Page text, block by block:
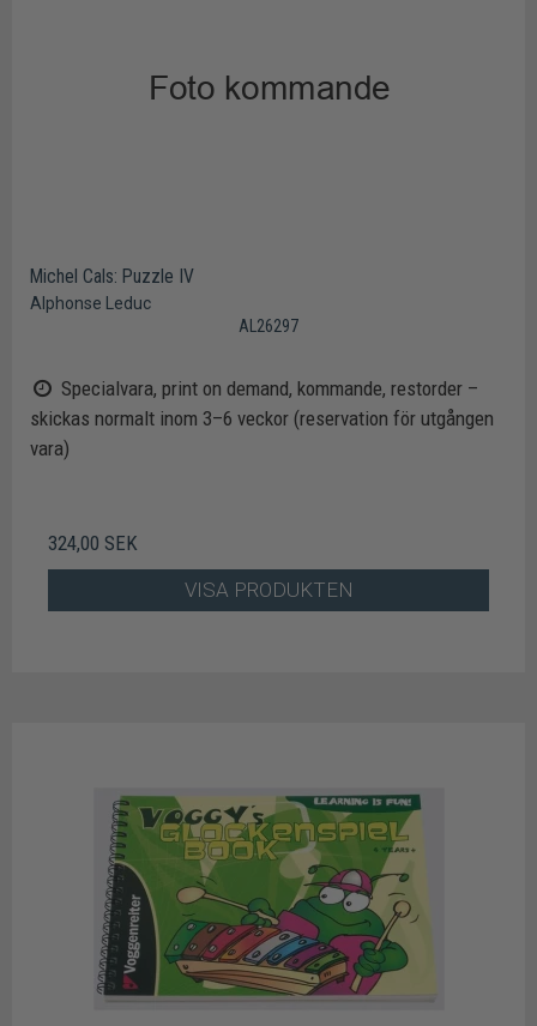
Michel Cals: Puzzle IV
Alphonse Leduc
AL26297
Specialvara, print on demand, kommande, restorder –
skickas normalt inom 3–6 veckor (reservation för utgången
vara)
324,00 SEK
VISA PRODUKTEN